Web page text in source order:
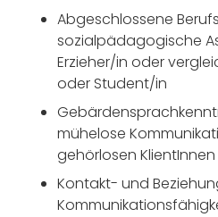
Abgeschlossene
sozialpädagogische
Erzieher/in oder
oder Student/in
mühelose
gehörlosen
Kontakt- und